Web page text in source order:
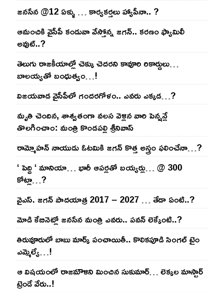
జనసేన @12 ఏళ్ళు … కార్యకర్తలు హ్యాపీనా.. ?
ఆమంచికి వైసీపీ కండువా వేస్తోన్న జ‌గ‌న్‌.. క‌ర‌ణం ఫ్యామిలీ
అవుట్‌..?
తెలుగు రాజ‌కీయాల్లో చెక్కు చెద‌ర‌ని కావూరి రికార్డులు…
బాల‌య్యతో బంధుత్వం…!
విజ‌య‌వాడ వైసీపీలో గంద‌ర‌గోళం.. ఎవ‌రు ఎక్క‌డ‌…?
మృతి చెందిన, శాశ్వతంగా వలస వెళ్లిన వారి పెన్ష‌న్లే
తొల‌గించాం: మంత్రి కొండపల్లి శ్రీనివాస్
రామ్మోహ‌న్ నాయుడు ఓట‌మికి జ‌గ‌న్ కొత్త అస్త్రం ఫ‌లించేనా…?
‘ పెద్ది ‘ మానియా… భారీ ఆప‌ర్ల‌తో బ‌య్య‌ర్లు… @ 300
కోట్లా…?
వైఎస్‌. జ‌గ‌న్ పాద‌యాత్ర 2017 – 2027 … తేడా ఏంటి..?
మోడి కేబినెట్లో జ‌నసేన మంత్రి ఎవ‌రు.. ప‌వ‌న్ లెక్కేంటి..?
తిరువూరులో బాబు మార్క్ పంచాయితీ.. కొలిక‌పూడి సింగ‌ల్ టైం
ఎమ్మెల్యే…!
ఆ విష‌యంలో రాజ‌మౌళిని మించిన సుకుమార్‌… లెక్క‌ల మాస్టార్
ట్రెండే వేరు..!